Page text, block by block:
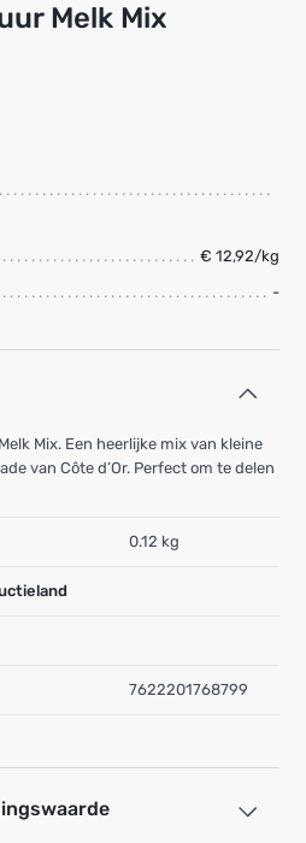
€ 12,92/kg
-
Mix. Een heerlijke mix van kleine
van Côte d’Or. Perfect om te delen
0.12 kg
7622201768799